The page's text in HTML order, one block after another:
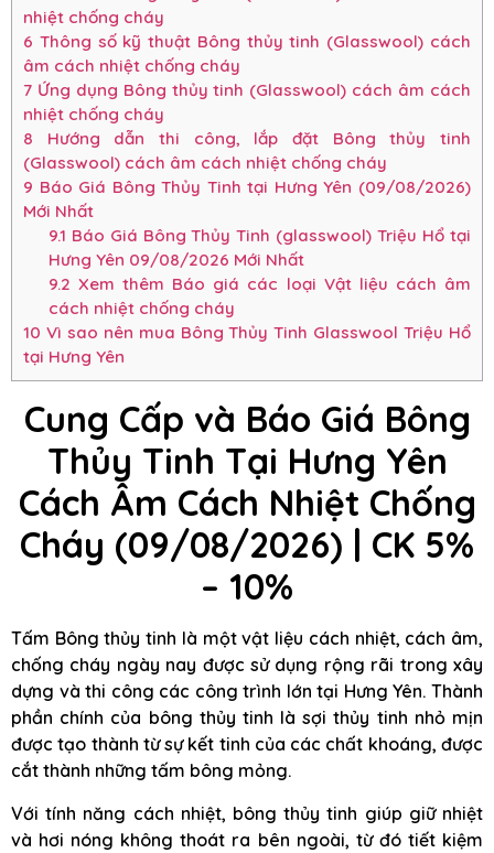
nhiệt chống cháy
6 Thông số kỹ thuật Bông thủy tinh (Glasswool) cách
âm cách nhiệt chống cháy
7 Ứng dụng Bông thủy tinh (Glasswool) cách âm cách
nhiệt chống cháy
8 Hướng dẫn thi công, lắp đặt Bông thủy tinh
(Glasswool) cách âm cách nhiệt chống cháy
9 Báo Giá Bông Thủy Tinh tại Hưng Yên (09/08/2026)
Mới Nhất
9.1 Báo Giá Bông Thủy Tinh (glasswool) Triệu Hổ tại
Hưng Yên 09/08/2026 Mới Nhất
9.2 Xem thêm Báo giá các loại Vật liệu cách âm
cách nhiệt chống cháy
10 Vì sao nên mua Bông Thủy Tinh Glasswool Triệu Hổ
tại Hưng Yên
Cung Cấp và Báo Giá Bông
Thủy Tinh Tại Hưng Yên
Cách Âm Cách Nhiệt Chống
Cháy (09/08/2026) | CK 5%
– 10%
Tấm Bông thủy tinh là một vật liệu cách nhiệt, cách âm,
chống cháy ngày nay được sử dụng rộng rãi trong xây
dựng và thi công các công trình lớn tại Hưng Yên. Thành
phần chính của bông thủy tinh là sợi thủy tinh nhỏ mịn
được tạo thành từ sự kết tinh của các chất khoáng, được
cắt thành những tấm bông mỏng.
Với tính năng cách nhiệt, bông thủy tinh giúp giữ nhiệt
và hơi nóng không thoát ra bên ngoài, từ đó tiết kiệm